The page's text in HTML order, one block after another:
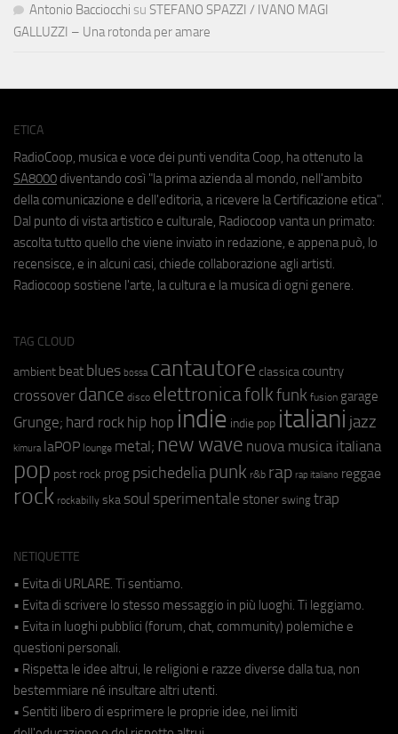
Antonio Bacciocchi su STEFANO SPAZZI / IVANO MAGI
GALLUZZI – Una rotonda per amare
ETICA
RadioCoop, musica e voce dei punti vendita Coop, ha ottenuto la
SA8000 diventando così "la prima azienda al mondo, nell'ambito
della comunicazione e dell'editoria, a ricevere la Certificazione etica".
Dal punto di vista artistico e culturale, Radiocoop vanta un primato:
ascolta tutto quello che viene inviato in redazione, e appena può, lo
recensisce, e in alcuni casi, chiede collaborazione agli artisti.
Radiocoop sostiene l'arte, la cultura e la musica di ogni genere.
TAG CLOUD
ambient beat blues bossa cantautore classica country
crossover dance disco elettronicafolkfunk fusion garage
Grunge; hard rock hip hop indie indie pop italiani jazz
kimura laPOP lounge metal; new wave nuova musica italiana
pop post rock prog psichedeliapunk r&b rap rap italiano reggae
rock rockabilly ska soul sperimentale stoner swing trap
NETIQUETTE
• Evita di URLARE. Ti sentiamo.
• Evita di scrivere lo stesso messaggio in più luoghi. Ti leggiamo.
• Evita in luoghi pubblici (forum, chat, community) polemiche e
questioni personali.
• Rispetta le idee altrui, le religioni e razze diverse dalla tua, non
bestemmiare né insultare altri utenti.
• Sentiti libero di esprimere le proprie idee, nei limiti